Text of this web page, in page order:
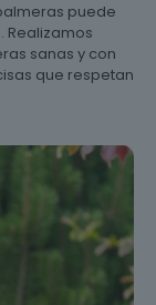
puede
sanas y con
que respetan